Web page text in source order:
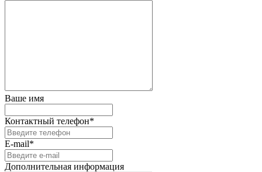
Ваше имя
Контактный телефон*
E-mail*
Дополнительная информация